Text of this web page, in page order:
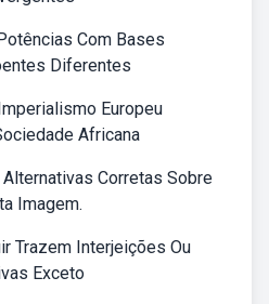
Com Bases
Diferentes
Europeu
Africana
Corretas Sobre
Imagem.
Trazem Interjeições Ou
Exceto